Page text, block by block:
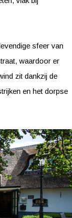
sfeer van
waardoor er
zit dankzij de
en het dorpse